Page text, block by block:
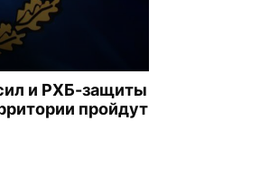
и РХБ-защиты
пройдут